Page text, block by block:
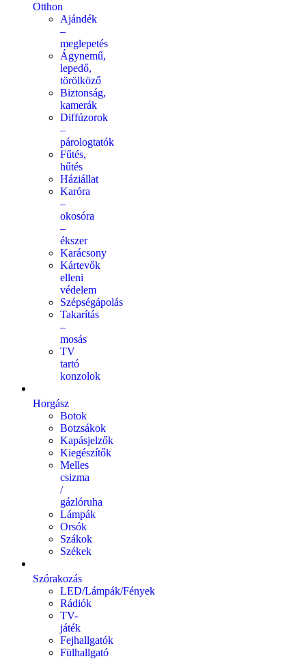
Otthon
Ajándék
–
meglepetés
Ágynemű,
lepedő,
törölköző
Biztonság,
kamerák
Diffúzorok
–
párologtatók
Fűtés,
hűtés
Háziállat
Karóra
–
okosóra
–
ékszer
Karácsony
Kártevők
elleni
védelem
Szépségápolás
Takarítás
–
mosás
TV
tartó
konzolok
Horgász
Botok
Botzsákok
Kapásjelzők
Kiegészítők
Melles
csizma
/
gázlóruha
Lámpák
Orsók
Szákok
Székek
Szórakozás
LED/Lámpák/Fények
Rádiók
TV-
játék
Fejhallgatók
Fülhallgató